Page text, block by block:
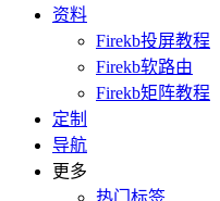
资料
Firekb投屏教程
Firekb软路由
Firekb矩阵教程
定制
导航
更多